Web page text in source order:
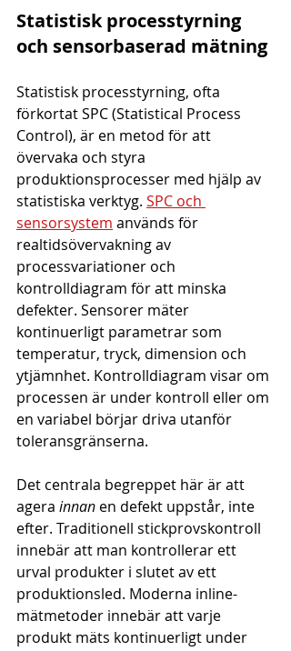
Statistisk processtyrning
och sensorbaserad mätning
Statistisk processtyrning, ofta
förkortat SPC (Statistical Process
Control), är en metod för att
övervaka och styra
produktionsprocesser med hjälp av
statistiska verktyg. SPC och
sensorsystem används för
realtidsövervakning av
processvariationer och
kontrolldiagram för att minska
defekter. Sensorer mäter
kontinuerligt parametrar som
temperatur, tryck, dimension och
ytjämnhet. Kontrolldiagram visar om
processen är under kontroll eller om
en variabel börjar driva utanför
toleransgränserna.
Det centrala begreppet här är att
agera innan en defekt uppstår, inte
efter. Traditionell stickprovskontroll
innebär att man kontrollerar ett
urval produkter i slutet av ett
produktionsled. Moderna inline-
mätmetoder innebär att varje
produkt mäts kontinuerligt under